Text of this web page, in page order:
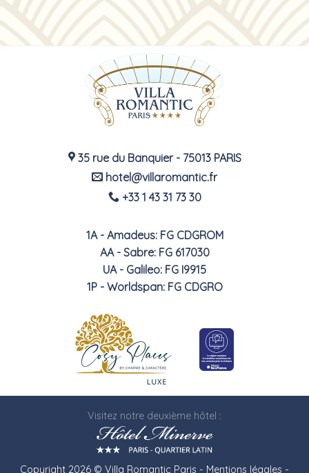
35 rue du Banquier - 75013 PARIS
hotel@villaromantic.fr
+33 1 43 31 73 30
1A - Amadeus: FG CDGROM
AA - Sabre: FG 617030
UA - Galileo: FG I9915
1P - Worldspan: FG CDGRO
Visitez notre deuxième hôtel :
Copyright 2026 © Villa Romantic Paris - Mentions légales -